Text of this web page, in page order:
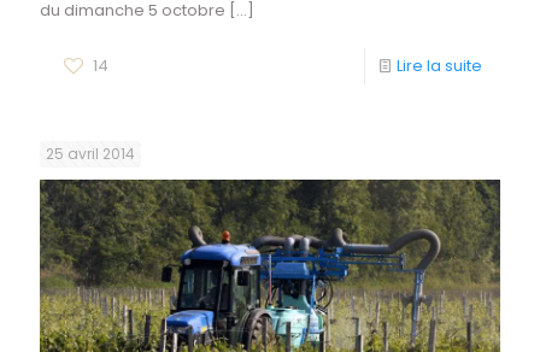
du dimanche 5 octobre […]
14 Lire la suite
25 avril 2014